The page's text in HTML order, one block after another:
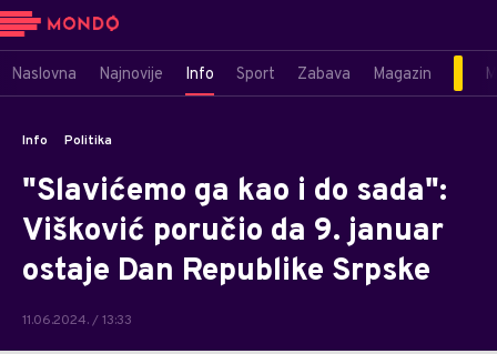
Naslovna Najnovije Info Sport Zabava Magazin
Info Politika
"Slavićemo ga kao i do sada":
Višković poručio da 9. januar
ostaje Dan Republike Srpske
11.06.2024. / 13:33